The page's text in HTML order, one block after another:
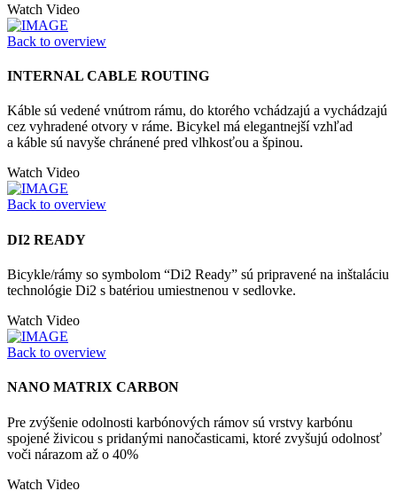
Watch Video
Back to overview
INTERNAL CABLE ROUTING
Káble sú vedené vnútrom rámu, do ktorého vchádzajú a vychádzajú
cez vyhradené otvory v ráme. Bicykel má elegantnejší vzhľad
a káble sú navyše chránené pred vlhkosťou a špinou.
Watch Video
Back to overview
DI2 READY
Bicykle/rámy so symbolom “Di2 Ready” sú pripravené na inštaláciu
technológie Di2 s batériou umiestnenou v sedlovke.
Watch Video
Back to overview
NANO MATRIX CARBON
Pre zvýšenie odolnosti karbónových rámov sú vrstvy karbónu
spojené živicou s pridanými nanočasticami, ktoré zvyšujú odolnosť
voči nárazom až o 40%
Watch Video